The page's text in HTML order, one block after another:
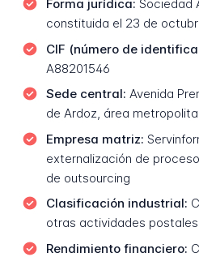
Forma jurídica: Sociedad
constituida el 23 de
CIF (número de
A88201546
Sede central: Avenida
de Ardoz, área
Empresa matriz:
externalización de
de outsourcing
Clasificación industrial:
otras actividades
Rendimiento financiero: